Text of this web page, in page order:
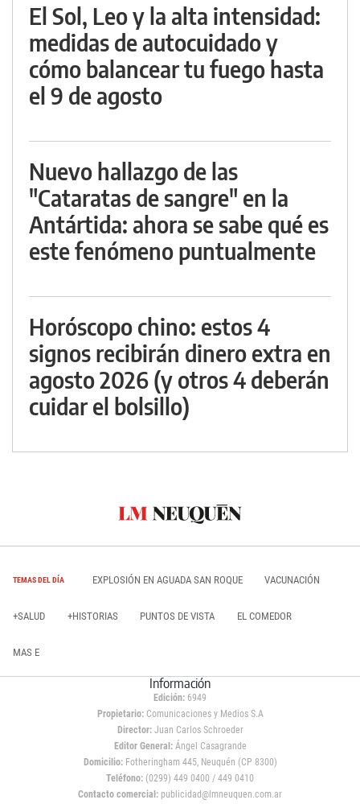
El Sol, Leo y la alta intensidad:
medidas de autocuidado y
cómo balancear tu fuego hasta
el 9 de agosto
Nuevo hallazgo de las
"Cataratas de sangre" en la
Antártida: ahora se sabe qué es
este fenómeno puntualmente
Horóscopo chino: estos 4
signos recibirán dinero extra en
agosto 2026 (y otros 4 deberán
cuidar el bolsillo)
TEMAS DEL DÍA EXPLOSIÓN EN AGUADA SAN ROQUE VACUNACIÓN
+SALUD +HISTORIAS PUNTOS DE VISTA EL COMEDOR
MAS E
Información
Edición: 6949
Propietario:Comunicaciones y Medios S.A
Director: Juan Carlos Schroeder
Editor General:Ángel Casagrande
Domicilio:Fotheringham 445, Neuquén (CP 8300)
Teléfono: (0299) 449 0400 / 449 0410
Contacto comercial: publicidad@lmneuquen.com.ar